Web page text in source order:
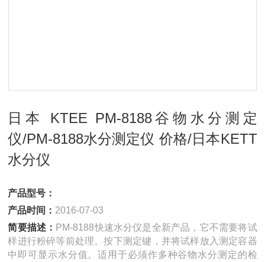
日本 KTEE PM-8188谷物水分测定
仪/PM-8188水分测定仪 价格/日本KETT
水分仪
产品型号：
产品时间： 2016-07-03
简要描述： PM-8188快速水分仪是全新产品，它不需要将试
样进行粉碎等前处理。按下测定键，并将试样放入测定容器
中即可显示水分值。适用于必须作多种谷物水分测定的检